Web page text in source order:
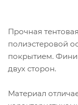
Прочная
полиэстеровой
покрытием.
двух сторон.
Материал